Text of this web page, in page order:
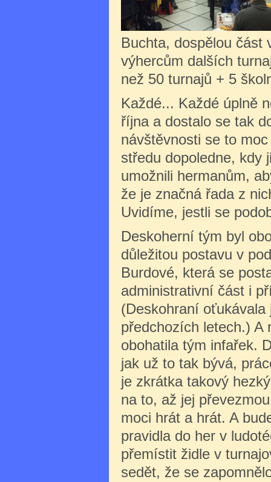
Buchta, dospělou část
výhercům dalších
než 50 turnajů + 5
Každé... Každé úplně
října a dostalo se tak
návštěvnosti se to
středu dopoledne, kdy
umožnili hermanům,
že je značná řada z
Uvidíme, jestli se
Deskoherní tým byl
důležitou postavu v
Burdové, která se
administrativní část i
(Deskohraní oťukávala
předchozích letech.) A
obohatila tým infařek.
jak už to tak bývá,
je zkrátka takový
na to, až jej
moci hrát a hrát. A
pravidla do her v
přemístit židle v
sedět, že se